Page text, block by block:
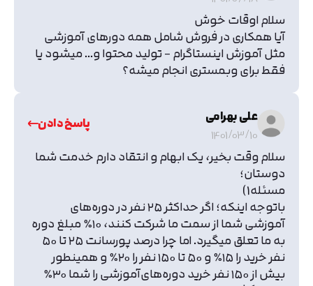
سلام اوقات خوش
آیا همکاری در فروش شامل همه دورهای آموزشی
مثل آموزش اینستاگرام - تولید محتوا و... میشود یا
فقط برای وبمستری انجام میشه؟
علی بهرامی
1401/03/10
پاسخ دادن
سلام وقت بخیر، یک ابهام و انتقاد دارم خدمت شما
دوستان؛
مسئله1)
باتوجه اینکه؛ اگر حداکثر ۲۵ نفر در دوره‌های
آموزشی شما از سمت ما شرکت کنند، ۱۰٪ مبلغ دوره
به ما تعلق میگیرد. اما چرا درصد پورسانت ۲۵ تا ۵۰
نفر خرید را ۱۵٪ و ۵۰ تا ۱۵۰ نفر را ۲۰٪ و همینطور
بیش از ۱۵۰ نفر خرید دوره‌های‌آموزشی را شما ۳۰٪
تایید کد
کد ارسال شده را وارد کنید